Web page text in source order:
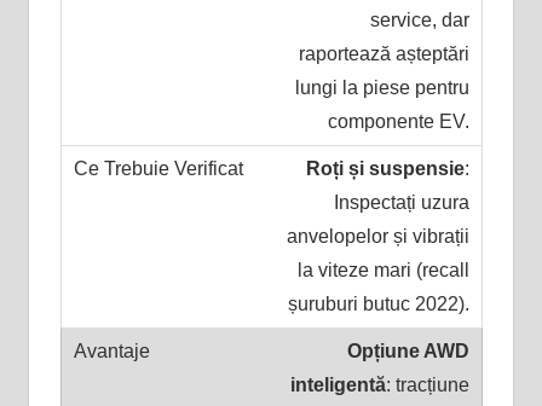
service, dar
raportează așteptări
lungi la piese pentru
componente EV.
Roți și suspensie:
Inspectați uzura
anvelopelor și vibrații
la viteze mari (recall
șuruburi butuc 2022).
Opțiune AWD
inteligentă: tracțiune